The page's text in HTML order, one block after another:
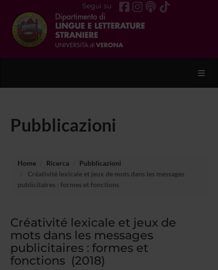
Segui su
Pubblicazioni
Home Ricerca
Pubblicazioni
Créativité lexicale et jeux de mots dans les messages
publicitaires : formes et fonctions
Créativité lexicale et jeux de
mots dans les messages
publicitaires : formes et
fonctions (2018)